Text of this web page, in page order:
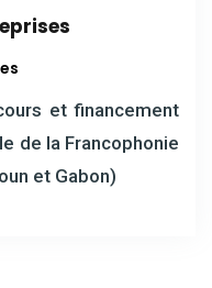
et financement
de la Francophonie
et Gabon)